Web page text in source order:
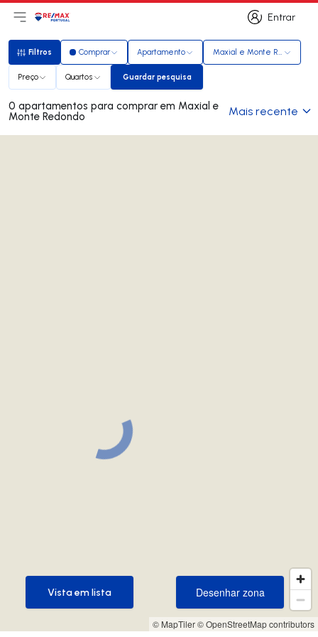
Entrar
Entrar
Abri menu principal
LogoIr para página inicial
Filtros
Filtros Comprar Apartamento Maxial e Monte Redondo
Preço Quartos Guardar pesquisa
Guardar pesquisa
0 apartamentos para comprar em Maxial e
Monte Redondo Mais recente
© MapTiler© OpenStreetMap contributors
Desenhar zona
Desenhar zona
Vista em lista
Vista em lista